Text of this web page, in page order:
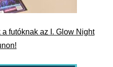
futóknak az I. Glow Night